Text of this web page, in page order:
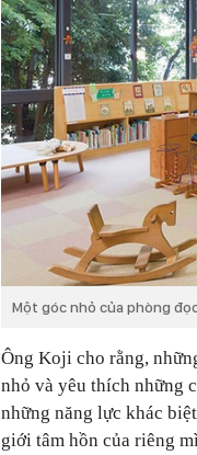
Một góc nhỏ của phòng
Ông Koji cho rằng,
nhỏ và yêu thích những
những năng lực khác
giới tâm hồn của riêng